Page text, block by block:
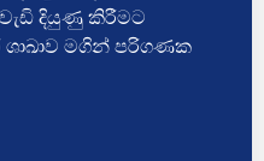
දියුණු කිරීමට
ශාඛාව මගින් පරිගණක